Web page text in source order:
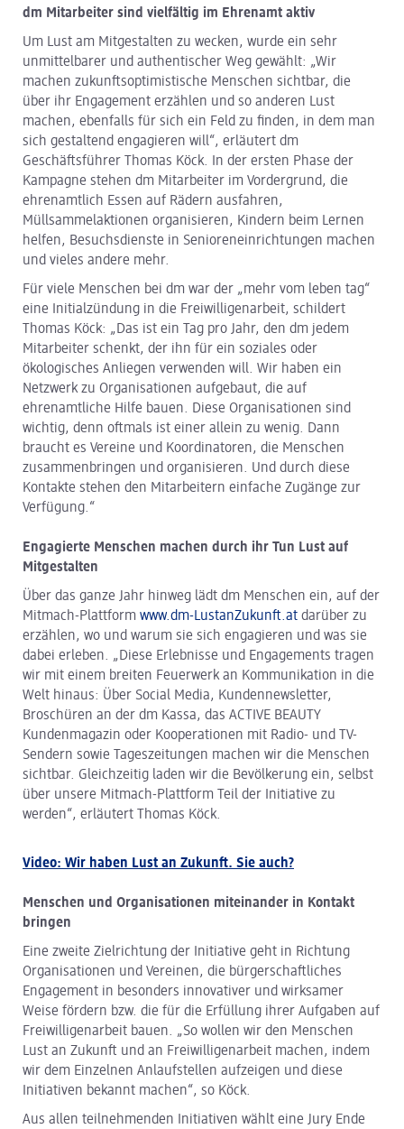
dm Mitarbeiter sind vielfältig im Ehrenamt aktiv
Um Lust am Mitgestalten zu wecken, wurde ein sehr
unmittelbarer und authentischer Weg gewählt: „Wir
machen zukunftsoptimistische Menschen sichtbar, die
über ihr Engagement erzählen und so anderen Lust
machen, ebenfalls für sich ein Feld zu finden, in dem man
sich gestaltend engagieren will“, erläutert dm
Geschäftsführer Thomas Köck. In der ersten Phase der
Kampagne stehen dm Mitarbeiter im Vordergrund, die
ehrenamtlich Essen auf Rädern ausfahren,
Müllsammelaktionen organisieren, Kindern beim Lernen
helfen, Besuchsdienste in Senioreneinrichtungen machen
und vieles andere mehr.
Für viele Menschen bei dm war der „mehr vom leben tag“
eine Initialzündung in die Freiwilligenarbeit, schildert
Thomas Köck: „Das ist ein Tag pro Jahr, den dm jedem
Mitarbeiter schenkt, der ihn für ein soziales oder
ökologisches Anliegen verwenden will. Wir haben ein
Netzwerk zu Organisationen aufgebaut, die auf
ehrenamtliche Hilfe bauen. Diese Organisationen sind
wichtig, denn oftmals ist einer allein zu wenig. Dann
braucht es Vereine und Koordinatoren, die Menschen
zusammenbringen und organisieren. Und durch diese
Kontakte stehen den Mitarbeitern einfache Zugänge zur
Verfügung.“
Engagierte Menschen machen durch ihr Tun Lust auf
Mitgestalten
Über das ganze Jahr hinweg lädt dm Menschen ein, auf der
Mitmach-Plattform www.dm-LustanZukunft.at darüber zu
erzählen, wo und warum sie sich engagieren und was sie
dabei erleben. „Diese Erlebnisse und Engagements tragen
wir mit einem breiten Feuerwerk an Kommunikation in die
Welt hinaus: Über Social Media, Kundennewsletter,
Broschüren an der dm Kassa, das ACTIVE BEAUTY
Kundenmagazin oder Kooperationen mit Radio- und TV-
Sendern sowie Tageszeitungen machen wir die Menschen
sichtbar. Gleichzeitig laden wir die Bevölkerung ein, selbst
über unsere Mitmach-Plattform Teil der Initiative zu
werden“, erläutert Thomas Köck.
Video: Wir haben Lust an Zukunft. Sie auch?
Menschen und Organisationen miteinander in Kontakt
bringen
Eine zweite Zielrichtung der Initiative geht in Richtung
Organisationen und Vereinen, die bürgerschaftliches
Engagement in besonders innovativer und wirksamer
Weise fördern bzw. die für die Erfüllung ihrer Aufgaben auf
Freiwilligenarbeit bauen. „So wollen wir den Menschen
Lust an Zukunft und an Freiwilligenarbeit machen, indem
wir dem Einzelnen Anlaufstellen aufzeigen und diese
Initiativen bekannt machen“, so Köck.
Aus allen teilnehmenden Initiativen wählt eine Jury Ende